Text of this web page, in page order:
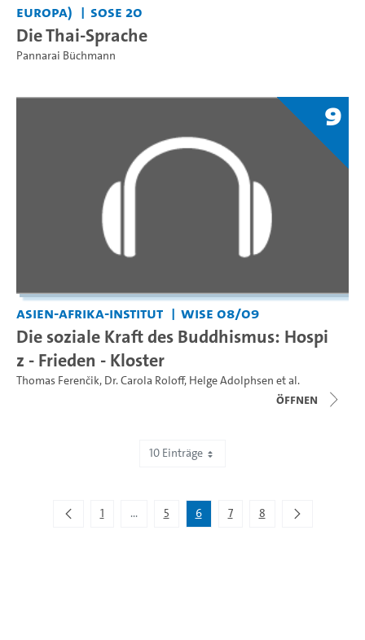
Europa)
SoSe 20
Die Thai-Sprache
Pannarai Büchmann
9
Asien-Afrika-Institut WiSe 08/09
Die soziale Kraft des Buddhismus: Hospi
z - Frieden - Kloster
Thomas Ferenčik, Dr. Carola Roloff, Helge Adolphsen et al.
Öffnen
10 Einträge
1 ...
Zwischenseiten Navigieren mit TAB-Taste.
5 6 7 8